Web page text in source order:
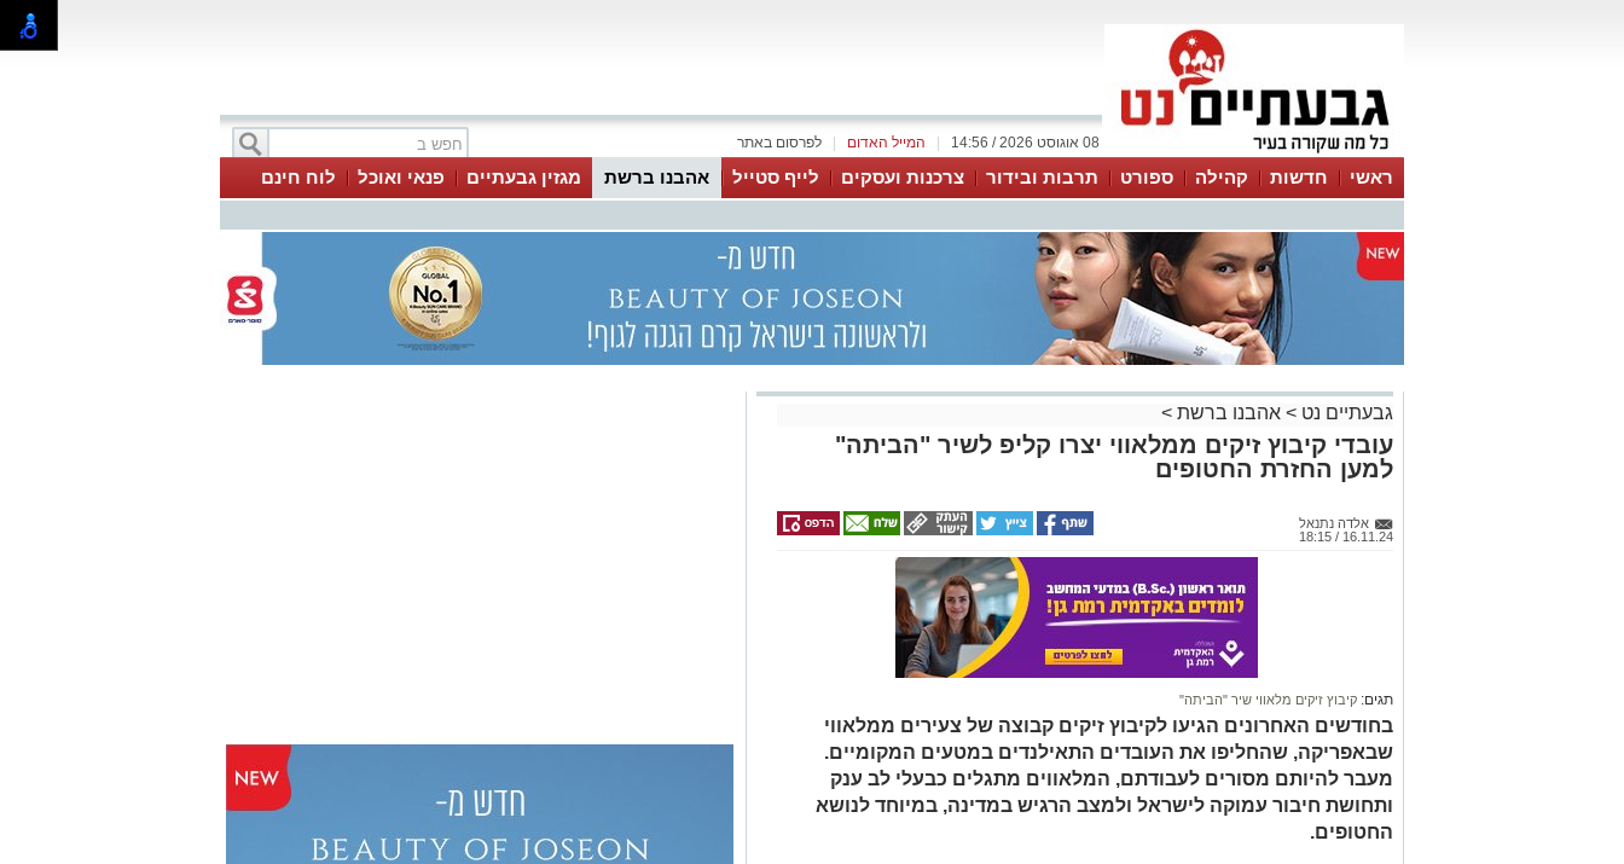
לפרסום באתר המייל האדום 08 אוגוסט 2026 / 14:56
ראשי חדשות קהילה ספורט תרבות ובידור צרכנות ועסקים לייף סטייל אהבנו ברשת מגזין גבעתיים פנאי ואוכל לוח חינם
גבעתיים נט > אהבנו ברשת >
עובדי קיבוץ זיקים ממלאווי יצרו קליפ לשיר "הביתה"
למען החזרת החטופים
אלדה נתנאל
16.11.24 / 18:15
תגים: קיבוץ זיקים מלאווי שיר "הביתה"
בחודשים האחרונים הגיעו לקיבוץ זיקים קבוצה של צעירים ממלאווי
שבאפריקה, שהחליפו את העובדים התאילנדים במטעים המקומיים.
מעבר להיותם מסורים לעבודתם, המלאווים מתגלים כבעלי לב ענק
ותחושת חיבור עמוקה לישראל ולמצב הרגיש במדינה, במיוחד לנושא
החטופים.